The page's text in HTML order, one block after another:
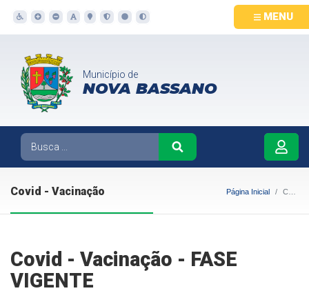
MENU
Município de
NOVA BASSANO
Covid - Vacinação Página Inicial Covid - Vacinação
Covid - Vacinação - FASE
VIGENTE